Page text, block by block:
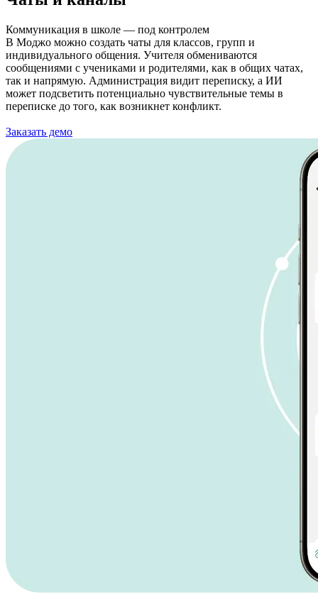
Коммуникация в школе — под контролем
В Моджо можно создать чаты для классов, групп и
индивидуального общения. Учителя обмениваются
сообщениями с учениками и родителями, как в общих чатах,
так и напрямую. Администрация видит переписку, а ИИ
может подсветить потенциально чувствительные темы в
переписке до того, как возникнет конфликт.
Заказать демо